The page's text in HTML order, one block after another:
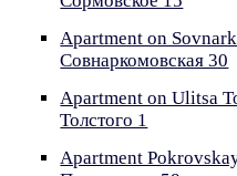
Apartment on
Совнаркомовская 30
Apartment on Ulitsa
Толстого 1
Apartment